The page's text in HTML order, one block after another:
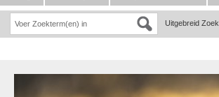
Uitgebreid